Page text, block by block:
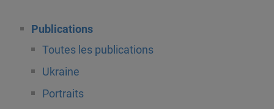
Publications
Toutes les publications
Ukraine
Portraits